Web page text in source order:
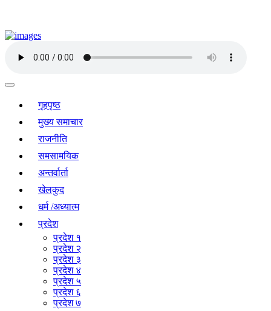
गृहपृष्ठ
मुख्य समाचार
राजनीति
समसामयिक
अन्तर्वार्ता
खेलकुद
धर्म /अध्यात्म
प्रदेश
प्रदेश १
प्रदेश २
प्रदेश ३
प्रदेश ४
प्रदेश ५
प्रदेश ६
प्रदेश ७